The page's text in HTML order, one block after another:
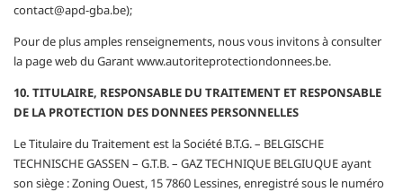
contact@apd-gba.be);
Pour de plus amples renseignements, nous vous invitons à consulter
la page web du Garant www.autoriteprotectiondonnees.be.
10. TITULAIRE, RESPONSABLE DU TRAITEMENT ET RESPONSABLE
DE LA PROTECTION DES DONNEES PERSONNELLES
Le Titulaire du Traitement est la Société B.T.G. – BELGISCHE
TECHNISCHE GASSEN – G.T.B. – GAZ TECHNIQUE BELGIUQUE ayant
son siège : Zoning Ouest, 15 7860 Lessines, enregistré sous le numéro